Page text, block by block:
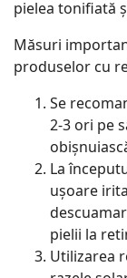
pielea tonifiată
Măsuri
produselor cu
Se
2-3 ori pe
La
ușoare
pielii la
Utilizarea